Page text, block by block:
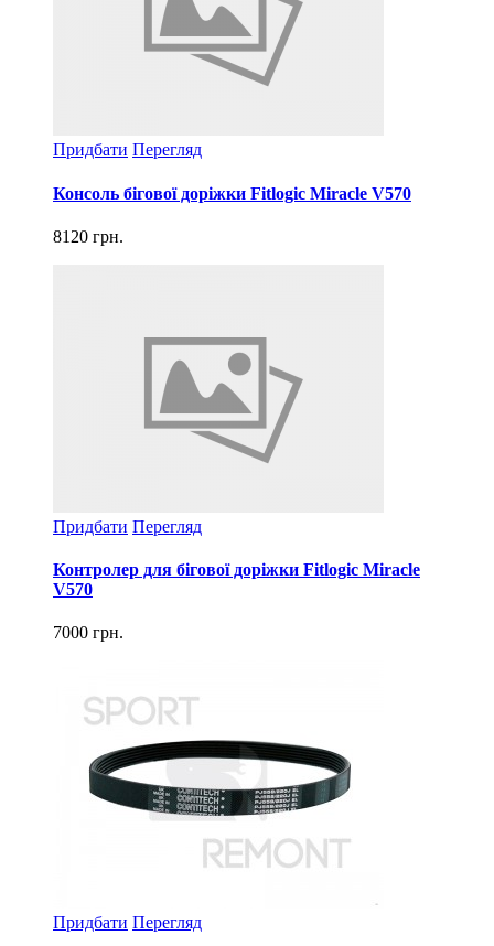
Придбати Перегляд
Консоль бігової доріжки Fitlogic Miracle V570
8120 грн.
Придбати Перегляд
Контролер для бігової доріжки Fitlogic Miracle
V570
7000 грн.
Придбати Перегляд